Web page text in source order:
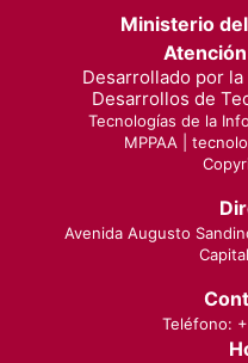
Ministerio
Desarrollado por
Desarrollos de
Tecnologías de la
MPPAA |
Avenida Augusto
Teléfono: